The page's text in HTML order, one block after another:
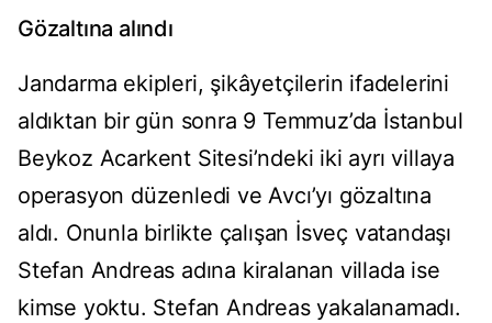
Gözaltına alındı
Jandarma ekipleri, şikâyetçilerin ifadelerini
aldıktan bir gün sonra 9 Temmuz’da İstanbul
Beykoz Acarkent Sitesi’ndeki iki ayrı villaya
operasyon düzenledi ve Avcı’yı gözaltına
aldı. Onunla birlikte çalışan İsveç vatandaşı
Stefan Andreas adına kiralanan villada ise
kimse yoktu. Stefan Andreas yakalanamadı.